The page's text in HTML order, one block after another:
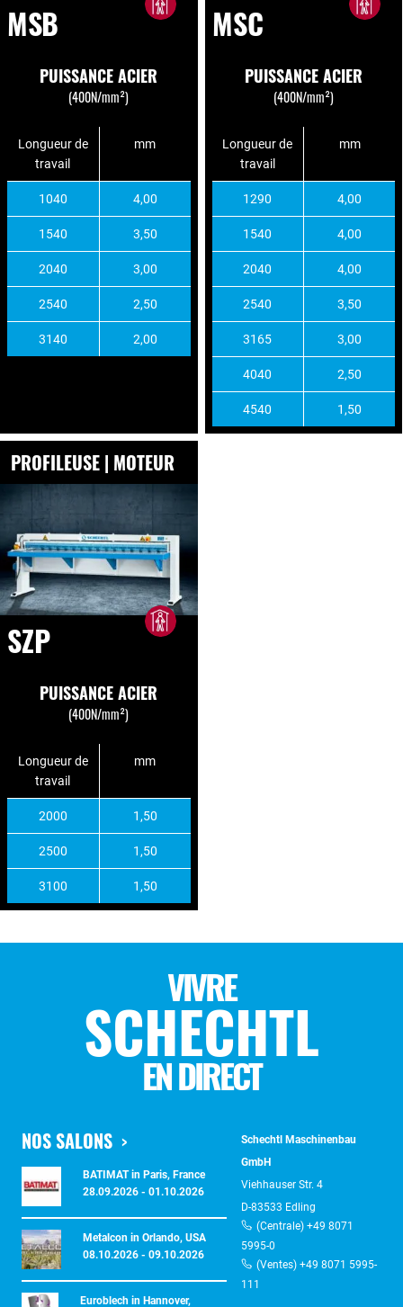
MSB
PUISSANCE ACIER
(400N/mm²)
Longueur de
travail
mm
1040 4,00
1540 3,50
2040 3,00
2540 2,50
3140 2,00
MSC
PUISSANCE ACIER
(400N/mm²)
Longueur de
travail
mm
1290 4,00
1540 4,00
2040 4,00
2540 3,50
3165 3,00
4040 2,50
4540 1,50
PROFILEUSE | MOTEUR
SZP
PUISSANCE ACIER
(400N/mm²)
Longueur de
travail
mm
2000 1,50
2500 1,50
3100 1,50
VIVRE
SCHECHTL
EN DIRECT
NOS SALONS
BATIMAT in Paris, France
28.09.2026 - 01.10.2026
Metalcon in Orlando, USA
08.10.2026 - 09.10.2026
Euroblech in Hannover,
Schechtl Maschinenbau
GmbH
Viehhauser Str. 4
D-83533 Edling
(Centrale) +49 8071
5995-0
(Ventes) +49 8071 5995-
111